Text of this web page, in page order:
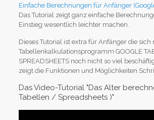
Einfache Berechnungen für Anfänger
Das Tutorial zeigt ganz einfache
Einstieg wesentlich leichter machen.
Dieses Tutorial ist extra für Anfänger die sich
Tabellenkalkulationsprogramm GOOGLE
SPREADSHEETS noch nicht so viel
zeigt die Funktionen und Möglichkeiten
Das Video-Tutorial "Das Alter
Tabellen / Spreadsheets )"